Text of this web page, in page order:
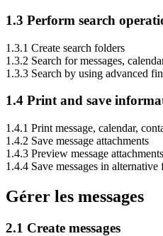
1.3 Perform search
1.3.1 Create search folders
1.3.2 Search for messages,
1.3.3 Search by using advanced
1.4 Print and save
1.4.1 Print message, calendar,
1.4.2 Save message attachments
1.4.3 Preview message attachments
1.4.4 Save messages in alternative
Gérer les messages
2.1 Create messages